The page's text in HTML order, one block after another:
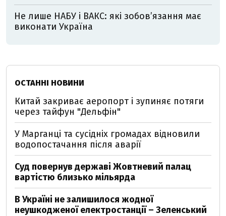
Не лише НАБУ і ВАКС: які зобов’язання має
виконати Україна
ОСТАННІ НОВИНИ
Китай закриває аеропорт і зупиняє потяги
через тайфун "Дельфін"
У Марганці та сусідніх громадах відновили
водопостачання після аварії
Суд повернув державі Жовтневий палац
вартістю близько мільярда
В Україні не залишилося жодної
неушкодженої електростанції – Зеленський